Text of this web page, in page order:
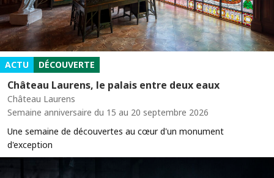
ACTU DÉCOUVERTE
Château Laurens, le palais entre deux eaux
Château Laurens
Semaine anniversaire du 15 au 20 septembre 2026
Une semaine de découvertes au cœur d'un monument
d'exception